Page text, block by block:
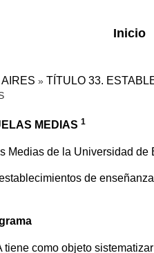
Inicio
» TÍTULO 33.
MEDIAS 1
Medias de la Universidad de
de
como objeto